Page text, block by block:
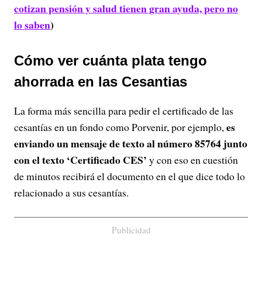
cotizan pensión y salud tienen gran ayuda, pero no
lo saben)
Cómo ver cuánta plata tengo
ahorrada en las Cesantias
La forma más sencilla para pedir el certificado de las
cesantías en un fondo como Porvenir, por ejemplo,es
enviando un mensaje de texto al número 85764 junto
con el texto ‘Certificado CES’ y con eso en cuestión
de minutos recibirá el documento en el que dice todo lo
relacionado a sus cesantías.
Publicidad